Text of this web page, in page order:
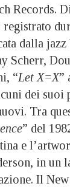
Records.
dalla jazz
Scherr,
“Let X=X”
dei suoi
Tra
” del
e
in un
Il